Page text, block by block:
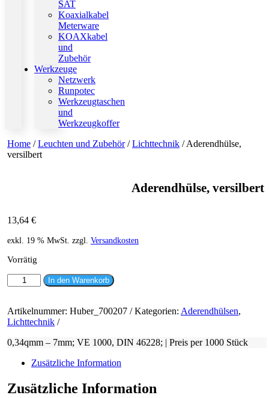
SAT
Koaxialkabel
Meterware
KOAXkabel
und
Zubehör
Werkzeuge
Netzwerk
Runpotec
Werkzeugtaschen
und
Werkzeugkoffer
Home /Leuchten und Zubehör/Lichttechnik / Aderendhülse,
versilbert
Aderendhülse, versilbert
13,64 €
exkl. 19 % MwSt. zzgl. Versandkosten
Vorrätig
Aderendhülse,
versilbert
In den Warenkorb
Artikelnummer: Huber_700207 Kategorien: Aderendhülsen,
Lichttechnik
0,34qmm – 7mm; VE 1000, DIN 46228; | Preis per 1000 Stück
Zusätzliche Information
Zusätzliche Information